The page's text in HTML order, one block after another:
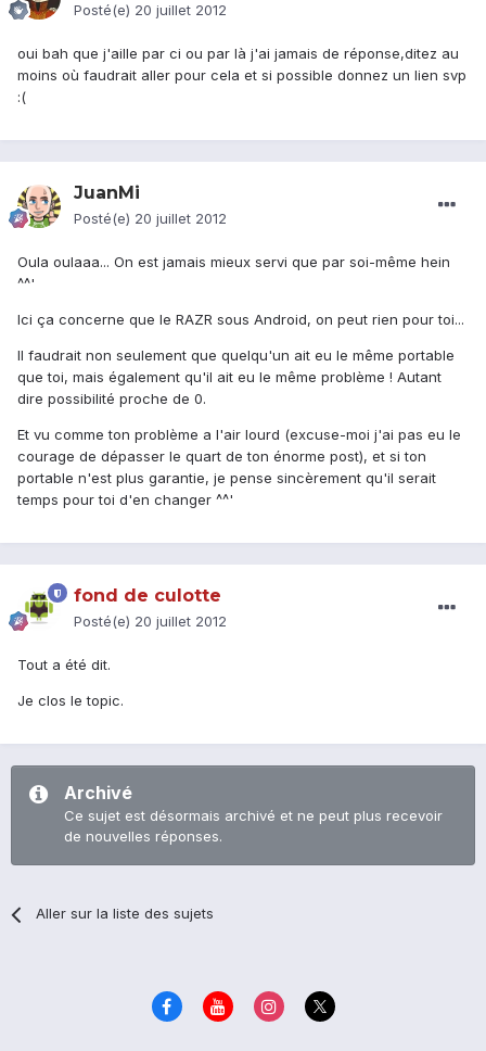
Posté(e) 20 juillet 2012
oui bah que j'aille par ci ou par là j'ai jamais de réponse,ditez au
moins où faudrait aller pour cela et si possible donnez un lien svp
:(
JuanMi
Posté(e) 20 juillet 2012
Oula oulaaa... On est jamais mieux servi que par soi-même hein
^^'
Ici ça concerne que le RAZR sous Android, on peut rien pour toi...
Il faudrait non seulement que quelqu'un ait eu le même portable
que toi, mais également qu'il ait eu le même problème ! Autant
dire possibilité proche de 0.
Et vu comme ton problème a l'air lourd (excuse-moi j'ai pas eu le
courage de dépasser le quart de ton énorme post), et si ton
portable n'est plus garantie, je pense sincèrement qu'il serait
temps pour toi d'en changer ^^'
fond de culotte
Posté(e) 20 juillet 2012
Tout a été dit.
Je clos le topic.
Archivé
Ce sujet est désormais archivé et ne peut plus recevoir
de nouvelles réponses.
Aller sur la liste des sujets